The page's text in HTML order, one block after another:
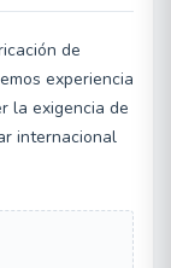
de
experiencia
la exigencia de
internacional